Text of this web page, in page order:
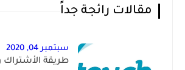
مقالات رائجة جداً
سبتمبر 04, 2020
طريقة الأشتراك